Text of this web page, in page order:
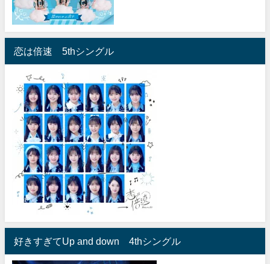
恋は倍速 5thシングル
好きすぎてUp and down 4thシングル